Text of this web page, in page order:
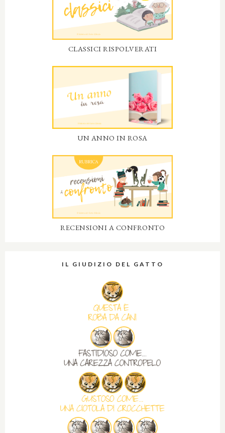
CLASSICI RISPOLVERATI
UN ANNO IN ROSA
RECENSIONI A CONFRONTO
IL GIUDIZIO DEL GATTO